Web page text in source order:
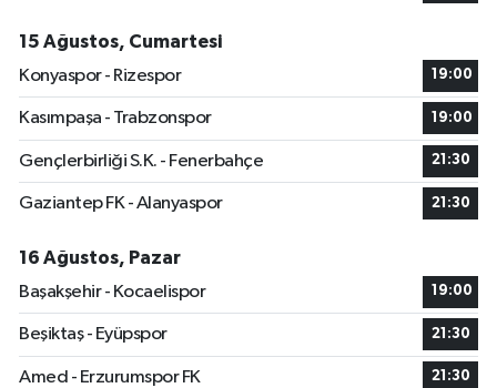
15 Ağustos, Cumartesi
Konyaspor - Rizespor
19:00
Kasımpaşa - Trabzonspor 19:00
Gençlerbirliği S.K. - Fenerbahçe 21:30
Gaziantep FK - Alanyaspor 21:30
16 Ağustos, Pazar
Başakşehir - Kocaelispor
19:00
Beşiktaş - Eyüpspor 21:30
Amed - Erzurumspor FK 21:30